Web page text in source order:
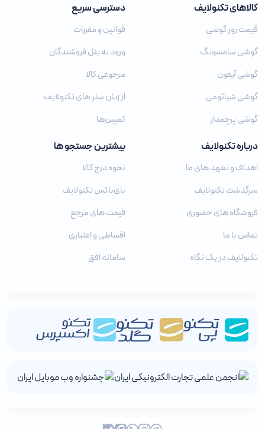
کالاهای تکنولایف
قیمت روز گوشی
گوشی سامسونگ
گوشی آیفون
گوشی شیائومی
گوشی پرچمدار
دسترسی سریع
قوانین و مقررات
ورود به پنل فروشندگان
مرجوعی کالا
از زبان سلر های تکنولایف
کمپین‌ها
درباره تکنولایف
اهداف و تعهد های ما
سرگذشت تکنولایف
فروشگاه های حضوری
تماس با ما
تکنولایف در یک نگاه
بیشترین جستجو ها
نحوه درج کالا
بای‌باکس تکنولایف
قیمت های مرجع
اقساطی و اعتباری
سامانه افق